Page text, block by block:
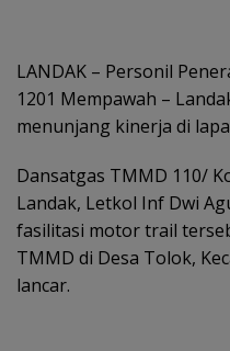
LANDAK – Personil
1201 Mempawah –
menunjang kinerja di
Dansatgas TMMD 110/
Landak, Letkol Inf Dwi
fasilitasi motor trail
TMMD di Desa Tolok,
lancar.